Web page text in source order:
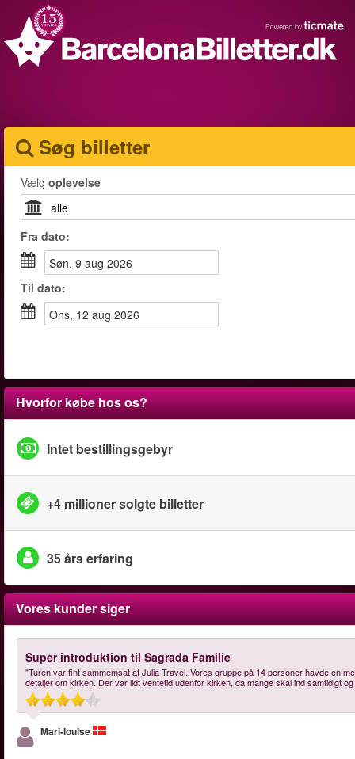
Søg billetter
Vælg oplevelse
Fra dato:
søn, 9 aug 2026
Til dato:
ons, 12 aug 2026
Hvorfor købe hos os?
Intet bestillingsgebyr
+4 millioner solgte billetter
35 års erfaring
Vores kunder siger
Super introduktion til Sagrada Familie
"Turen var fint sammemsat af Julia Travel. Vores gruppe på 14 personer havde en
detaljer om kirken. Der var lidt ventetid udenfor kirken, da mange skal ind samtidigt
Mari-louise